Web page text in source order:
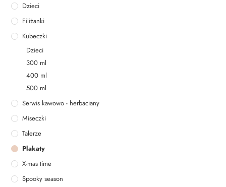
Dzieci
Filiżanki
Kubeczki
Dzieci
300 ml
400 ml
500 ml
Serwis kawowo - herbaciany
Miseczki
Talerze
Plakaty
X-mas time
Spooky season